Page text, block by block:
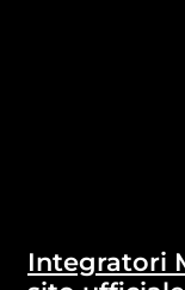
Integratori